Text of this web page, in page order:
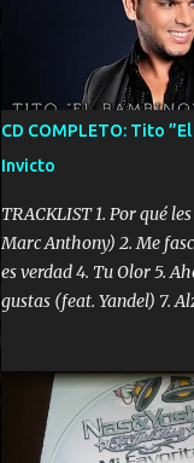
CD COMPLETO: Tito
Invicto
TRACKLIST 1. Por qué
Marc Anthony) 2. Me
es verdad 4. Tu Olor 5.
gustas (feat. Yandel) 7.
Dame la ola (feat. Tito
Version] 12. Dámelo 13.
qué les mientes? (feat.